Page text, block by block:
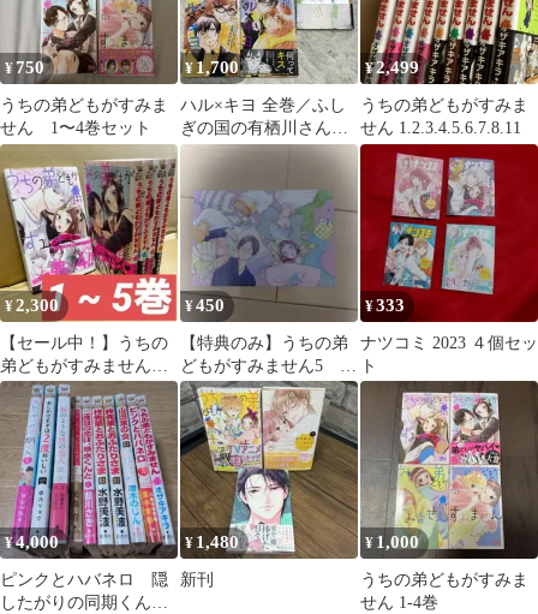
¥750
うちの弟どもがすみま
せん 1〜4巻セット
¥ 1,700
ハル×キヨ 全巻／ふし
ぎの国の有栖川さん
1〜7巻 オザキアキラ セ
¥2,499
うちの弟どもがすみま
せん 1.2.3.4.5.6.7.8.11
¥2,300
【セール中！】うちの
弟どもがすみません
1~5巻 オザキアキラ 少
女漫画
¥450
【特典のみ】うちの弟
どもがすみません5 イ
ラストカード
¥333
ナツコミ 2023 ４個セッ
ト
¥4,000
ピンクとハバネロ 隠
したがりの同期くん
¥ 1,480
新刊
¥ 1,000
うちの弟どもがすみま
せん 1-4巻